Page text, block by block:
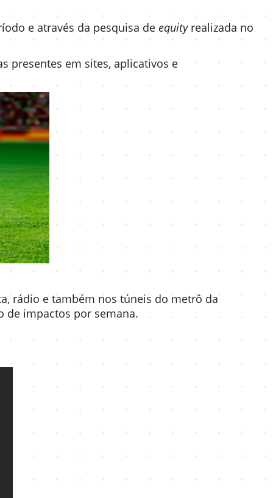
e através da pesquisa de equityrealizada no
presentes em sites, aplicativos e
rádio e também nos túneis do metrô da
de impactos por semana.